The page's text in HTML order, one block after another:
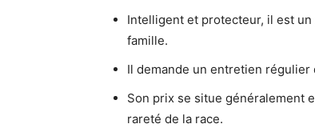
Intelligent et protecteur, il est
famille.
Il demande un entretien
Son prix se situe généralement
rareté de la race.